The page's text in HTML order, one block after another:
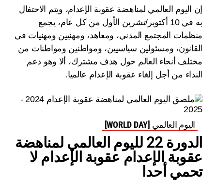
إن اليوم العالمي لمناهضة عقوبة الإعدام، ويتم الاحتفال
به في 10 أكتوبر/تشرين الأول من كل عام، يجمع
منظمات المجتمع المدني، ومعاهد، ومهنيين ومهنيات في
القانون، ومسئولين سياسيين، ومواطنين ومواطنات من
مختلف أنحاء العالم حول هدف مشترك، ألا وهو دعم
النداء من أجل إلغاء عقوبة الإعدام عالميا.
اليوم العالمي [WORLD DAY]
الدورة 22 لليوم العالمي لمناهضة
عقوبة الإعدام عقوبة الإعدام لا
تحمي أحدا